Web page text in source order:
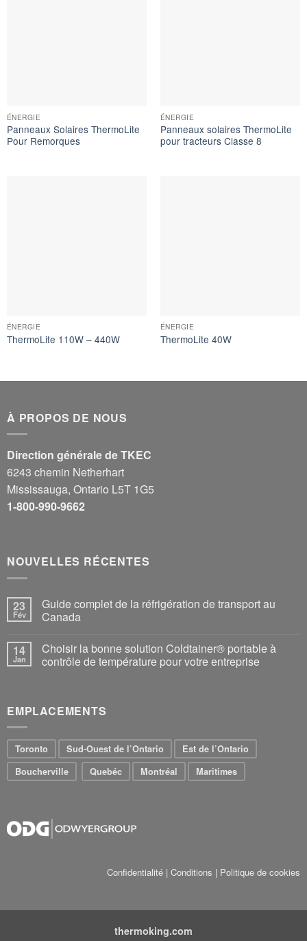
ÉNERGIE
Panneaux Solaires ThermoLite
Pour Remorques
ÉNERGIE
Panneaux solaires ThermoLite
pour tracteurs Classe 8
ÉNERGIE
ThermoLite 110W – 440W
ÉNERGIE
ThermoLite 40W
À PROPOS DE NOUS
Direction générale de TKEC
6243 chemin Netherhart
Mississauga, Ontario L5T 1G5
1-800-990-9662
NOUVELLES RÉCENTES
23
Fév
Guide complet de la réfrigération de transport au
Canada
14
Jan
Choisir la bonne solution Coldtainer® portable à
contrôle de température pour votre entreprise
EMPLACEMENTS
Toronto Sud-Ouest de l’Ontario
Est de l’Ontario
Boucherville
Quebéc Montréal Maritimes
Confidentialité | Conditions | Politique de cookies
thermoking.com